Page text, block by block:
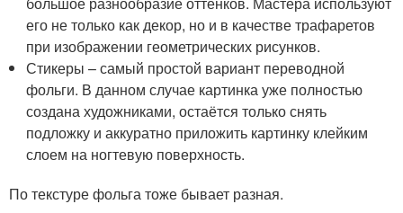
его не только как декор, но и в качестве трафаретов
при изображении геометрических рисунков.
Стикеры – самый простой вариант переводной
фольги. В данном случае картинка уже полностью
создана художниками, остаётся только снять
подложку и аккуратно приложить картинку клейким
слоем на ногтевую поверхность.
По текстуре фольга тоже бывает разная.